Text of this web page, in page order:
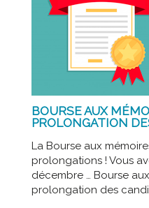
BOURSE AUX
PROLONGATION
La Bourse aux
prolongations ! Vous
décembre … Bourse
prolongation des